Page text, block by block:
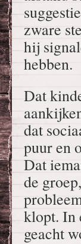
zware
hij
hebben.
Dat
dat
puur en
Dat
de
klopt. In
geacht